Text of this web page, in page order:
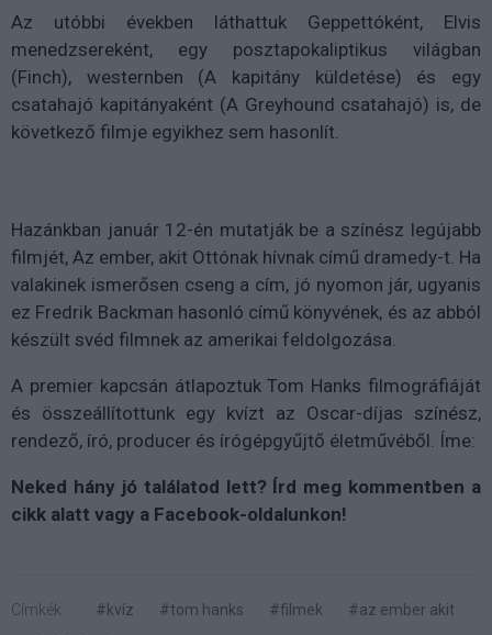
Az utóbbi években láthattuk Geppettóként, Elvis
menedzsereként, egy posztapokaliptikus világban
(Finch), westernben (A kapitány küldetése) és egy
csatahajó kapitányaként (A Greyhound csatahajó) is, de
következő filmje egyikhez sem hasonlít.
Hazánkban január 12-én mutatják be a színész legújabb
filmjét, Az ember, akit Ottónak hívnak című dramedy-t. Ha
valakinek ismerősen cseng a cím, jó nyomon jár, ugyanis
ez Fredrik Backman hasonló című könyvének, és az abból
készült svéd filmnek az amerikai feldolgozása.
A premier kapcsán átlapoztuk Tom Hanks filmográfiáját
és összeállítottunk egy kvízt az Oscar-díjas színész,
rendező, író, producer és írógépgyűjtő életművéből. Íme:
Neked hány jó találatod lett? Írd meg kommentben a
cikk alatt vagy a Facebook-oldalunkon!
Címkék: #kvíz #tom hanks #filmek
#az ember akit